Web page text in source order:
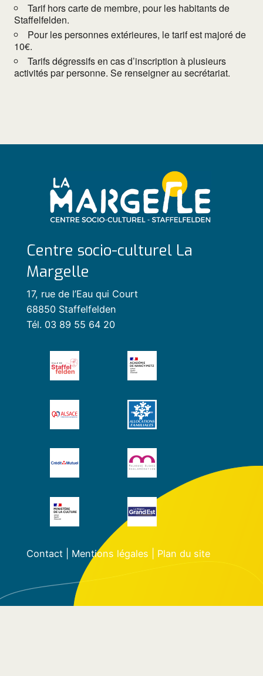
Tarif hors carte de membre, pour les habitants de
Staffelfelden.
Pour les personnes extérieures, le tarif est majoré de
10€.
Tarifs dégressifs en cas d’inscription à plusieurs
activités par personne. Se renseigner au secrétariat.
Centre socio-culturel La
Margelle
17, rue de l’Eau qui Court
68850 Staffelfelden
Tél. 03 89 55 64 20
Contact| Mentions légales Plan du site